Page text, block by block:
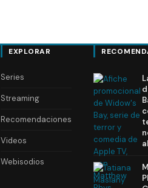
EXPLORAR
Series
Streaming
Recomendaciones
Videos
Webisodios